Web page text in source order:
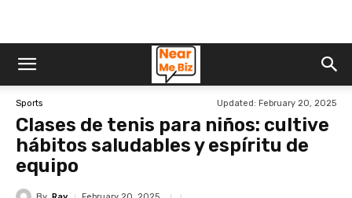
Sports Updated: February 20, 2025
Clases de tenis para niños: cultive
hábitos saludables y espíritu de
equipo